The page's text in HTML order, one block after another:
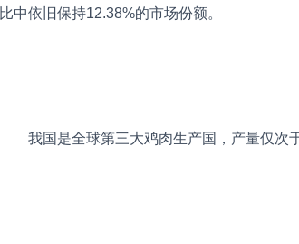
比中依旧保持12.38%的市场份额。
我国是全球第三大鸡肉生产国，产量仅次于